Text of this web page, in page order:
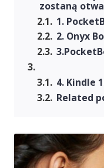
zostaną
1.
2. Onyx
4. Kindle
Related